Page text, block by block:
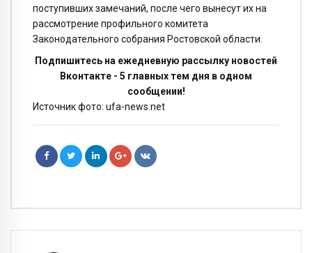
поступивших замечаний, после чего вынесут их на
рассмотрение профильного комитета
Законодательного собрания Ростовской области.
Подпишитесь на ежедневную рассылку новостей
Вконтакте - 5 главных тем дня в одном
сообщении!
Источник фото: ufa-news.net